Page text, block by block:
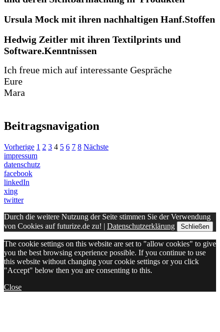
Ursula Mock mit ihren nachhaltigen Hanf.Stoffen
Hedwig Zeitler mit ihren Textilprints und
Software.Kenntnissen
Ich freue mich auf interessante Gespräche
Eure
Mara
Beitragsnavigation
Vorherige 1 2 3 4 5 6 7 8 Nächste
impressum
datenschutz
facebook
linkedIn
xing
twitter
Durch die weitere Nutzung der Seite stimmen Sie der Verwendung
von Cookies auf futurize.de zu! | Datenschutzerklärung Schließen
The cookie settings on this website are set to "allow cookies" to give
you the best browsing experience possible. If you continue to use
this website without changing your cookie settings or you click
"Accept" below then you are consenting to this.
Close